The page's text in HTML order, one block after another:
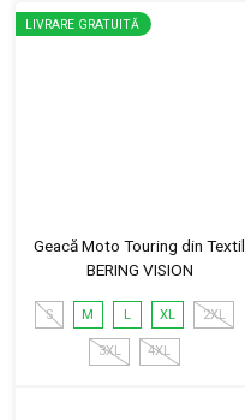
LIVRARE GRATUITĂ
Geacă Moto Touring din Textil
BERING VISION
S M L XL 2XL
3XL 4XL